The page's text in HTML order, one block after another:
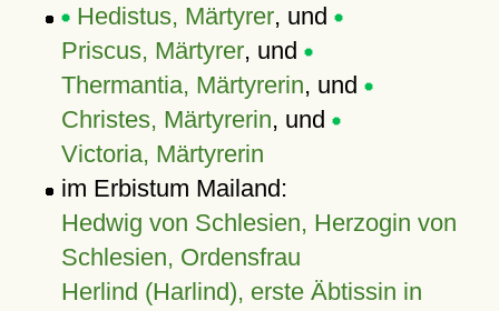
Hedistus, Märtyrer, und
Priscus, Märtyrer, und
Thermantia, Märtyrerin, und
Christes, Märtyrerin, und
Victoria, Märtyrerin
im Erbistum Mailand:
Hedwig von Schlesien, Herzogin von
Schlesien, Ordensfrau
Herlind (Harlind), erste Äbtissin in